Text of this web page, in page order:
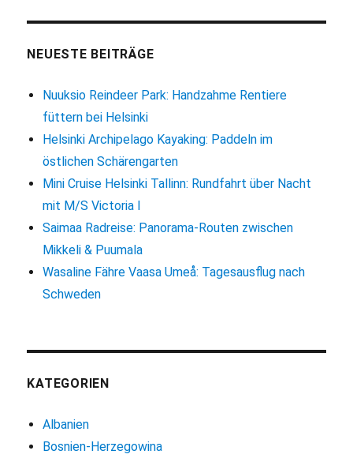
NEUESTE BEITRÄGE
Nuuksio Reindeer Park: Handzahme Rentiere
füttern bei Helsinki
Helsinki Archipelago Kayaking: Paddeln im
östlichen Schärengarten
Mini Cruise Helsinki Tallinn: Rundfahrt über Nacht
mit M/S Victoria I
Saimaa Radreise: Panorama-Routen zwischen
Mikkeli & Puumala
Wasaline Fähre Vaasa Umeå: Tagesausflug nach
Schweden
KATEGORIEN
Albanien
Bosnien-Herzegowina